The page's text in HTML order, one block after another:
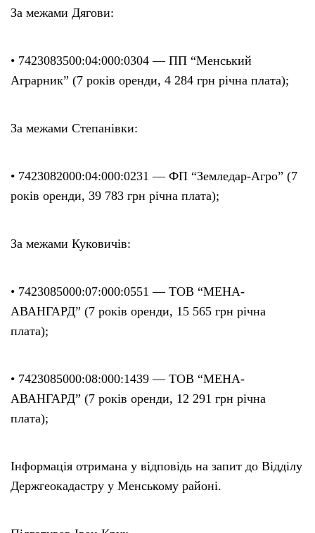
За межами Дягови:
• 7423083500:04:000:0304 — ПП “Менський
Аграрник” (7 років оренди, 4 284 грн річна плата);
За межами Степанівки:
• 7423082000:04:000:0231 — ФП “Земледар-Агро” (7
років оренди, 39 783 грн річна плата);
За межами Куковичів:
• 7423085000:07:000:0551 — ТОВ “МЕНА-
АВАНГАРД” (7 років оренди, 15 565 грн річна
плата);
• 7423085000:08:000:1439 — ТОВ “МЕНА-
АВАНГАРД” (7 років оренди, 12 291 грн річна
плата);
Інформація отримана у відповідь на запит до Відділу
Держгеокадастру у Менському районі.